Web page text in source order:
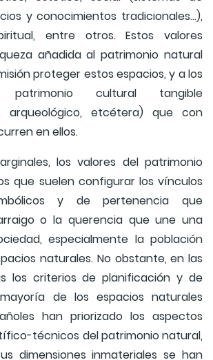
y conocimientos tradicionales…),
entre otros. Estos valores
añadida al patrimonio natural
proteger estos espacios, y a los
cultural tangible
arqueológico, etcétera) que con
en ellos.
los valores del patrimonio
que suelen configurar los vínculos
y de pertenencia que
o la querencia que une una
especialmente la población
naturales. No obstante, en las
los criterios de planificación y de
de los espacios naturales
han priorizado los aspectos
técnicos del patrimonio natural,
dimensiones inmateriales se han